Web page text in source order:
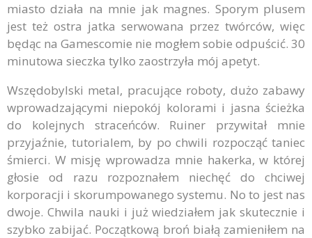
miasto działa na mnie jak magnes. Sporym plusem
jest też ostra jatka serwowana przez twórców, więc
będąc na Gamescomie nie mogłem sobie odpuścić. 30
minutowa sieczka tylko zaostrzyła mój apetyt.
Wszędobylski metal, pracujące roboty, dużo zabawy
wprowadzającymi niepokój kolorami i jasna ścieżka
do kolejnych straceńców. Ruiner przywitał mnie
przyjaźnie, tutorialem, by po chwili rozpocząć taniec
śmierci. W misję wprowadza mnie hakerka, w której
głosie od razu rozpoznałem niechęć do chciwej
korporacji i skorumpowanego systemu. No to jest nas
dwoje. Chwila nauki i już wiedziałem jak skutecznie i
szybko zabijać. Początkową broń białą zamieniłem na